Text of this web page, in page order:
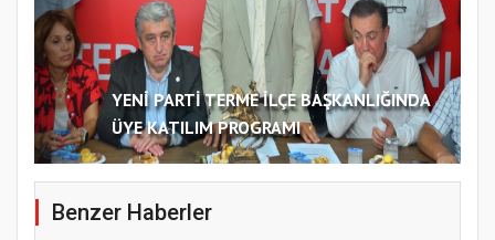
YENİ PARTİ TERME İLÇE BAŞKANLIĞINDA
ÜYE KATILIM PROGRAMI
Benzer Haberler